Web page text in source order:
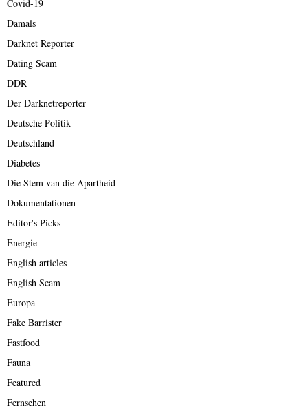
Covid-19
Damals
Darknet Reporter
Dating Scam
DDR
Der Darknetreporter
Deutsche Politik
Deutschland
Diabetes
Die Stem van die Apartheid
Dokumentationen
Editor's Picks
Energie
English articles
English Scam
Europa
Fake Barrister
Fastfood
Fauna
Featured
Fernsehen